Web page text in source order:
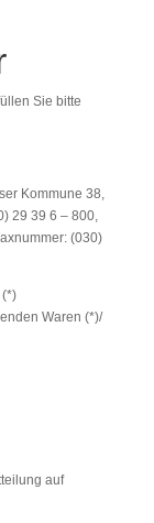
Sie bitte
Kommune 38,
29 39 6 – 800,
(030)
Waren (*)/
auf